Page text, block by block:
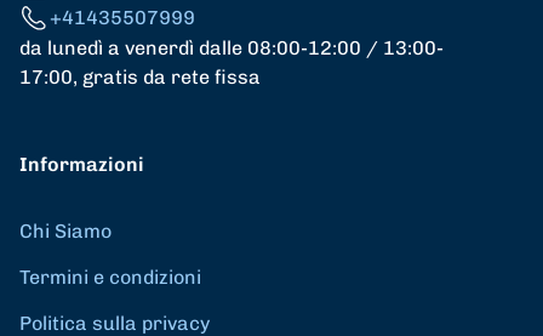
+41435507999
da lunedì a venerdì dalle 08:00-12:00 / 13:00-
17:00, gratis da rete fissa
Informazioni
Chi Siamo
Termini e condizioni
Politica sulla privacy